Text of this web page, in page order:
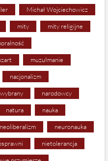
Michał Wojciechowicz
mity mity religijne
muzułmanie
nacjonalizm
narodowcy
natura nauka
neoliberalizm neuronauka
nietolerancja